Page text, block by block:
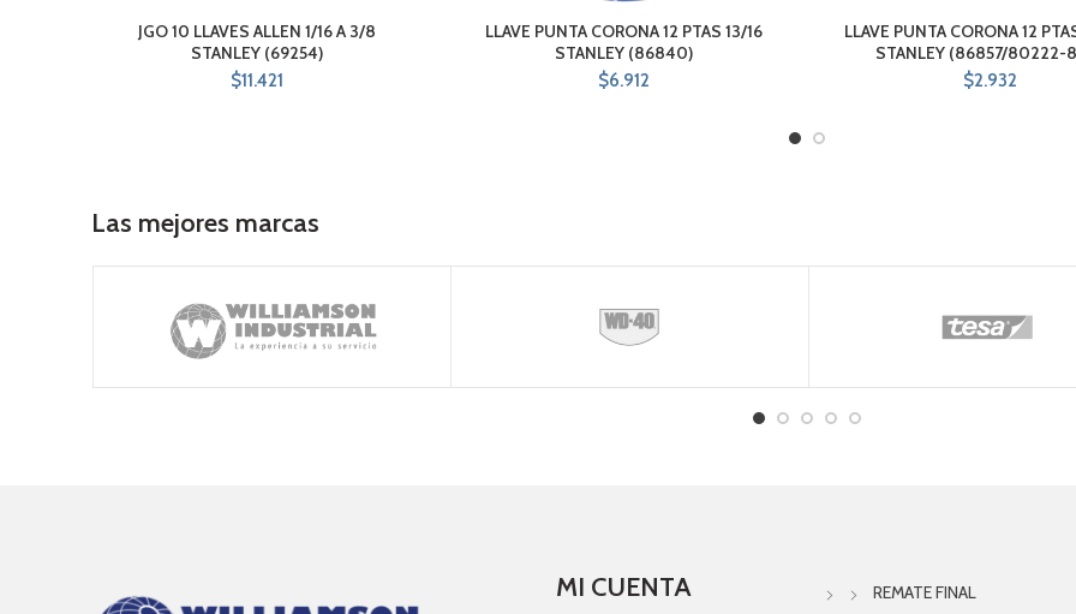
JGO 10 LLAVES ALLEN 1/16 A 3/8
STANLEY (69254)
$11.421
LLAVE PUNTA CORONA 12 PTAS 13/16
STANLEY (86840)
$6.912
LLAVE PUNTA CORONA 12
STANLEY (86857/80222-
$2.932
Las mejores marcas
MI CUENTA
REMATE FINAL